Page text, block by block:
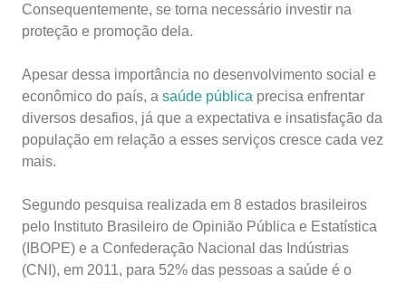
Consequentemente, se torna necessário investir na
proteção e promoção dela.
Apesar dessa importância no desenvolvimento social e
econômico do país, a saúde pública precisa enfrentar
diversos desafios, já que a expectativa e insatisfação da
população em relação a esses serviços cresce cada vez
mais.
Segundo pesquisa realizada em 8 estados brasileiros
pelo Instituto Brasileiro de Opinião Pública e Estatística
(IBOPE) e a Confederação Nacional das Indústrias
(CNI), em 2011, para 52% das pessoas a saúde é o